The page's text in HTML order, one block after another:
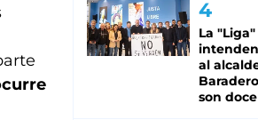
La
al
son doce